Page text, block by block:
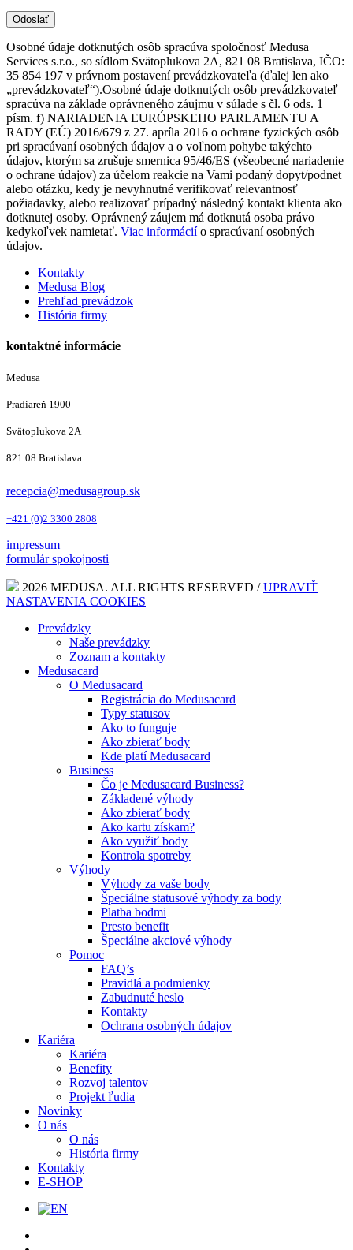
Osobné údaje dotknutých osôb spracúva spoločnosť Medusa
Services s.r.o., so sídlom Svätoplukova 2A, 821 08 Bratislava, IČO:
35 854 197 v právnom postavení prevádzkovateľa (ďalej len ako
„prevádzkovateľ“).Osobné údaje dotknutých osôb prevádzkovateľ
spracúva na základe oprávneného záujmu v súlade s čl. 6 ods. 1
písm. f) NARIADENIA EURÓPSKEHO PARLAMENTU A
RADY (EÚ) 2016/679 z 27. apríla 2016 o ochrane fyzických osôb
pri spracúvaní osobných údajov a o voľnom pohybe takýchto
údajov, ktorým sa zrušuje smernica 95/46/ES (všeobecné nariadenie
o ochrane údajov) za účelom reakcie na Vami podaný dopyt/podnet
alebo otázku, kedy je nevyhnutné verifikovať relevantnosť
požiadavky, alebo realizovať prípadný následný kontakt klienta ako
dotknutej osoby. Oprávnený záujem má dotknutá osoba právo
kedykoľvek namietať. Viac informáciío spracúvaní osobných
údajov.
Kontakty
Medusa Blog
Prehľad prevádzok
História firmy
kontaktné informácie
Medusa
Pradiareň 1900
Svätoplukova 2A
821 08 Bratislava
recepcia@medusagroup.sk
+421 (0)2 3300 2808
impressum
formulár spokojnosti
2026 MEDUSA. ALL RIGHTS RESERVED /UPRAVIŤ
NASTAVENIA COOKIES
Prevádzky
Naše prevádzky
Zoznam a kontakty
Medusacard
O Medusacard
Registrácia do Medusacard
Typy statusov
Ako to funguje
Ako zbierať body
Kde platí Medusacard
Business
Čo je Medusacard Business?
Základené výhody
Ako zbierať body
Ako kartu získam?
Ako využiť body
Kontrola spotreby
Výhody
Výhody za vaše body
Špeciálne statusové výhody za body
Platba bodmi
Presto benefit
Špeciálne akciové výhody
Pomoc
FAQ’s
Pravidlá a podmienky
Zabudnuté heslo
Kontakty
Ochrana osobných údajov
Kariéra
Kariéra
Benefity
Rozvoj talentov
Projekt ľudia
Novinky
O nás
O nás
História firmy
Kontakty
E-SHOP